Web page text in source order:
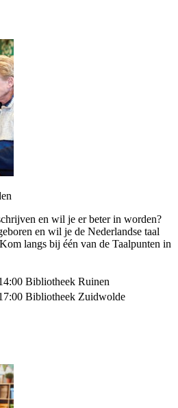
en wil je er beter in worden?
en wil je de Nederlandse taal
langs bij één van de Taalpunten in
Bibliotheek Ruinen
Bibliotheek Zuidwolde